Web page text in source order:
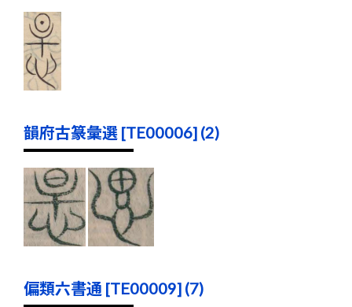
韻府古篆彙選 [TE00006] (2)
偏類六書通 [TE00009] (7)